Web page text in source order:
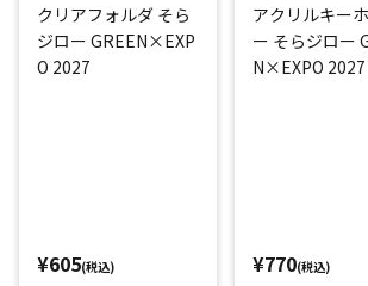
クリアフォルダ そら
ジロー GREEN×EXP
O 2027
¥605(税込)
アクリルキー
ー そらジロー
N×EXPO 2027
¥770(税込)